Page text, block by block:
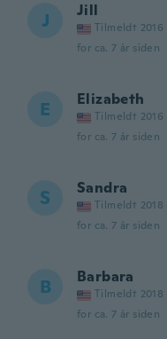
J Jill
Tilmeldt 2016
for ca. 7 år siden
E Elizabeth
Tilmeldt 2016
for ca. 7 år siden
S Sandra
Tilmeldt 2018
for ca. 7 år siden
B Barbara
Tilmeldt 2018
for ca. 7 år siden